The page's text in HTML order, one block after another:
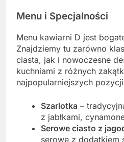
Menu i Specjalności
Menu kawiarni D jest
Znajdziemy tu zarówno
ciasta, jak i nowoczesne
kuchniami z różnych
najpopularniejszych
Szarlotka –
z jabłkami,
Serowe ciasto z
serowe z dodatkiem